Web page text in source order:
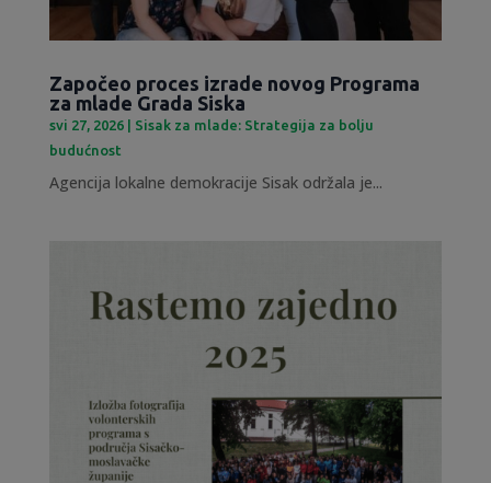
Započeo proces izrade novog Programa
za mlade Grada Siska
svi 27, 2026| Sisak za mlade: Strategija za bolju
budućnost
Agencija lokalne demokracije Sisak održala je...